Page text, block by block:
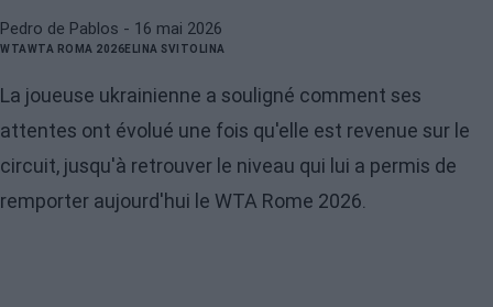
Pedro de Pablos - 16 mai 2026
WTAWTA ROMA 2026ELINA SVITOLINA
La joueuse ukrainienne a souligné comment ses
attentes ont évolué une fois qu'elle est revenue sur le
circuit, jusqu'à retrouver le niveau qui lui a permis de
remporter aujourd'hui le WTA Rome 2026.